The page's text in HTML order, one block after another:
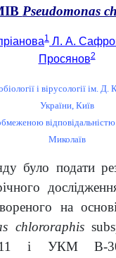
Pseudomonas
1 Л. А.
Просянов2
і вірусології ім.
України, Київ
Миколаїв
було подати
на
chlororaphis
і УКМ В-